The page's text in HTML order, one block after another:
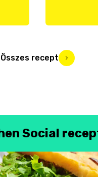
Összes recept
Social